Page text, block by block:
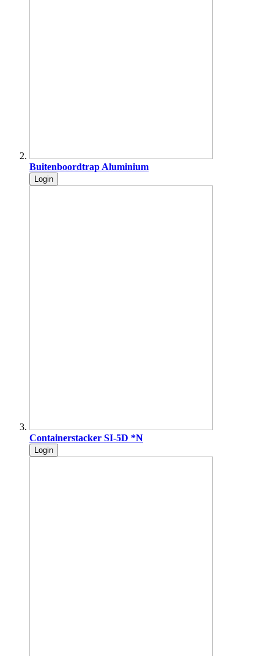
Buitenboordtrap Aluminium
Login
Containerstacker SI-5D *N
Login